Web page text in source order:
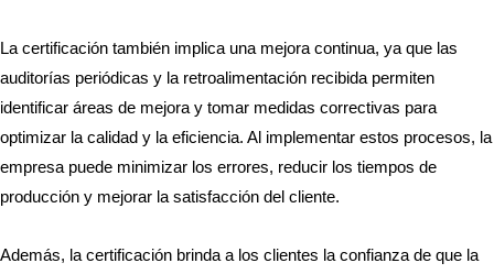
La certificación también implica una mejora continua, ya que las
auditorías periódicas y la retroalimentación recibida permiten
identificar áreas de mejora y tomar medidas correctivas para
optimizar la calidad y la eficiencia. Al implementar estos procesos, la
empresa puede minimizar los errores, reducir los tiempos de
producción y mejorar la satisfacción del cliente.
Además, la certificación brinda a los clientes la confianza de que la